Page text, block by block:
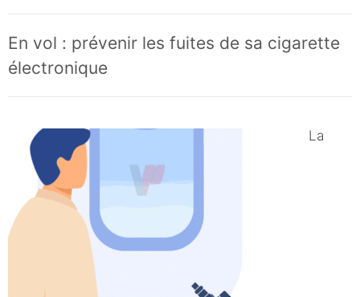
En vol : prévenir les fuites de sa cigarette
électronique
La